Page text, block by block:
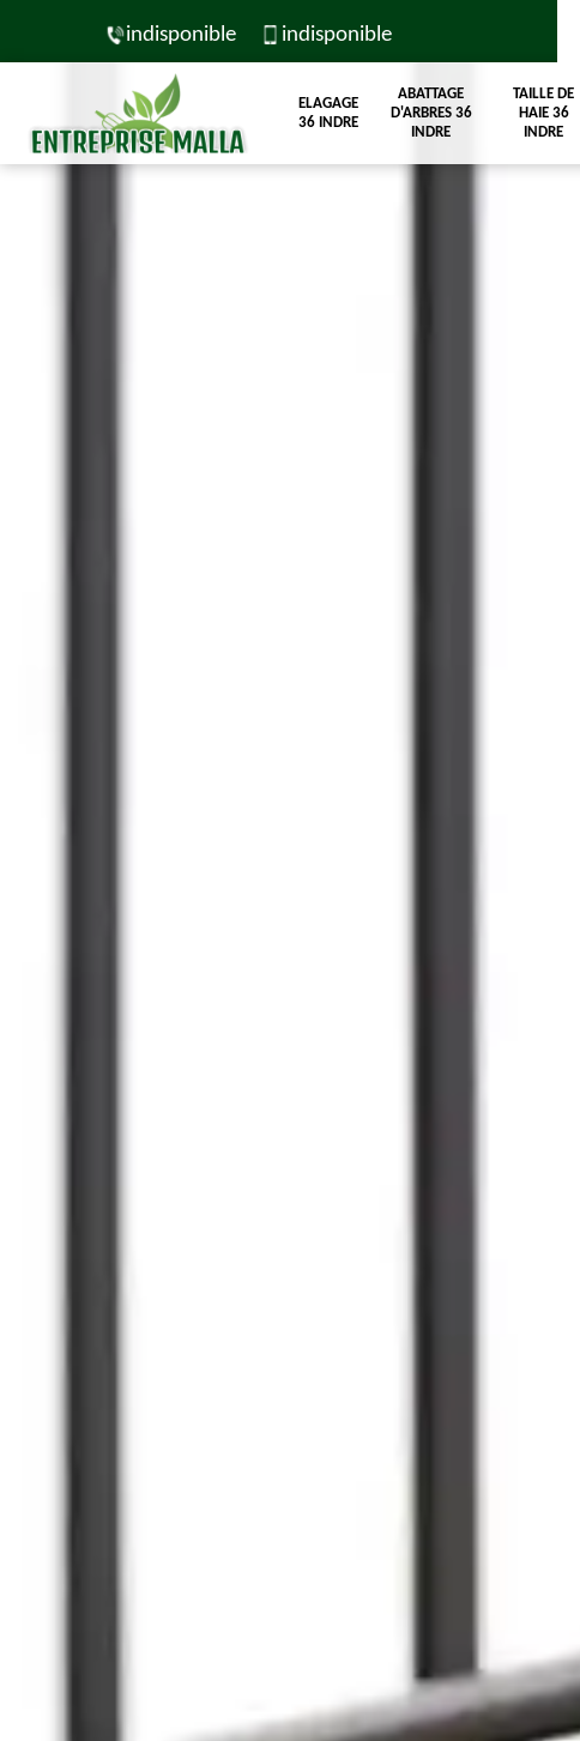
indisponible indisponible
ELAGAGE
36 INDRE
ABATTAGE
D'ARBRES 36
INDRE
TAILLE DE
HAIE 36
INDRE